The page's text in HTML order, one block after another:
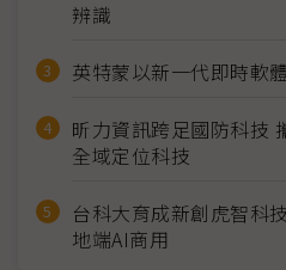
辨識
英特蒙以新一代即時軟
昕力資訊跨足國防科技
全域定位科技
台科大育成新創虎智科
地端AI商用